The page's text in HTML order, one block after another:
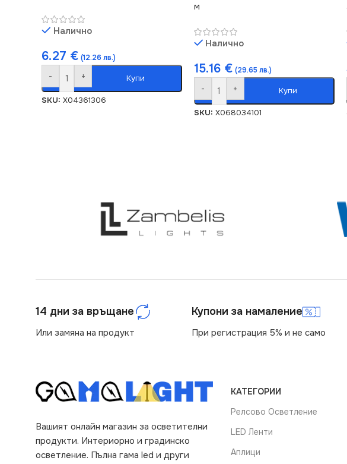
Налично
6.27 € (12.26 лв.)
- + Купи
SKU: X04361306
м
Налично
15.16 € (29.65 лв.)
- + Купи
SKU: X068034101
14 дни за връщане
Или замяна на продукт
Купони за намаление
При регистрация 5% и не само
Вашият онлайн магазин за осветителни
продукти. Интериорно и градинско
осветление. Пълна гама led и други
КАТЕГОРИИ
Релсово Осветление
LED Ленти
Аплици